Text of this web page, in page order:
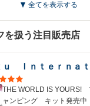
全てを表示する
を扱う注目販売店
ｕ Ｉｎｔｅｒｎａｔ
THE WORLD IS YOURS!
ャンピング キット発売中